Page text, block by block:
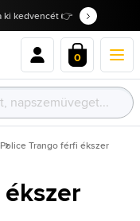
ki kedvencét 👉
0
Police Trango férfi ékszer